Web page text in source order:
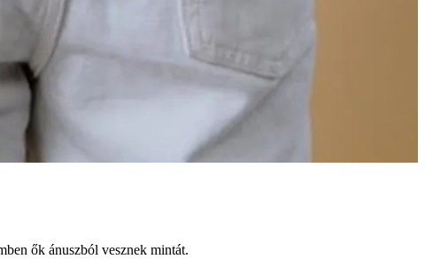
ők ánuszból vesznek mintát.